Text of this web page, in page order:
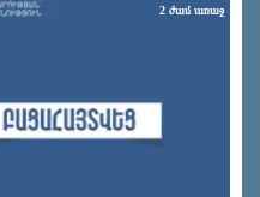
2 ժամ առաջ